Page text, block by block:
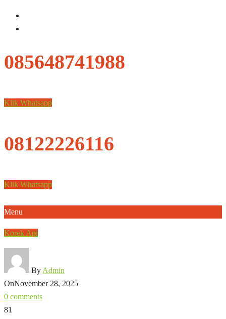
085648741988
Klik Whatsapp
08122226116
Klik Whatsapp
Menu
Korek Api
By Admin
OnNovember 28, 2025
0 comments
81